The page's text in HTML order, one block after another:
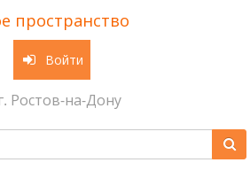
пространство
Войти
Ростов-на-Дону